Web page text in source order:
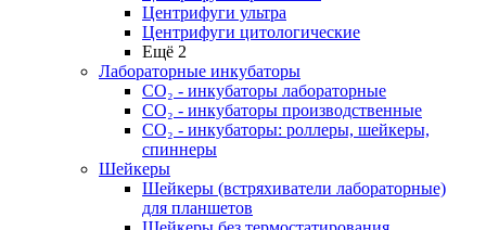
Центрифуги ультра
Центрифуги цитологические
Ещё 2
Лабораторные инкубаторы
СО₂ - инкубаторы лабораторные
СО₂ - инкубаторы производственные
СО₂ - инкубаторы: роллеры, шейкеры,
спиннеры
Шейкеры
Шейкеры (встряхиватели лабораторные)
для планшетов